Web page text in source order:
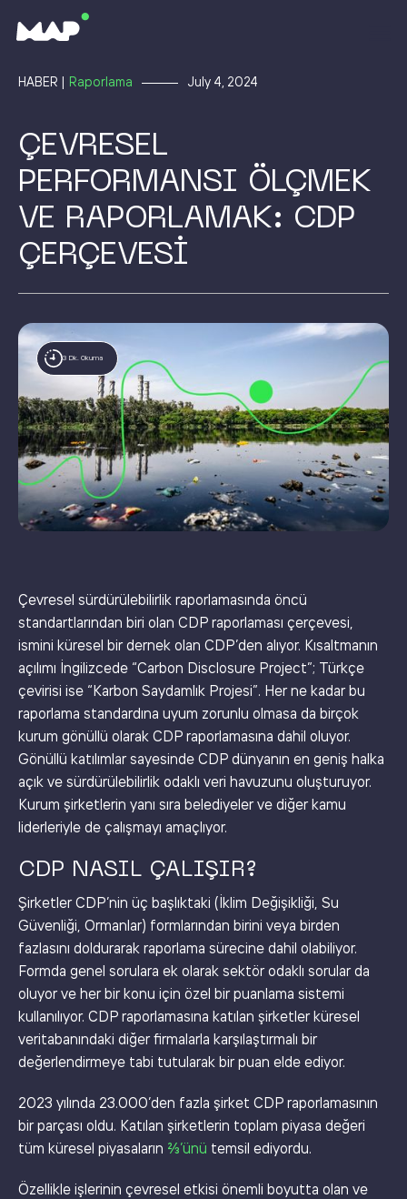
HABER | Raporlama July 4, 2024
ÇEVRESEL
PERFORMANSI ÖLÇMEK
VE RAPORLAMAK: CDP
ÇERÇEVESİ
3 Dk. Okuma
Çevresel sürdürülebilirlik raporlamasında öncü
standartlarından biri olan CDP raporlaması çerçevesi,
ismini küresel bir dernek olan CDP’den alıyor. Kısaltmanın
açılımı İngilizcede “Carbon Disclosure Project”; Türkçe
çevirisi ise “Karbon Saydamlık Projesi”. Her ne kadar bu
raporlama standardına uyum zorunlu olmasa da birçok
kurum gönüllü olarak CDP raporlamasına dahil oluyor.
Gönüllü katılımlar sayesinde CDP dünyanın en geniş halka
açık ve sürdürülebilirlik odaklı veri havuzunu oluşturuyor.
Kurum şirketlerin yanı sıra belediyeler ve diğer kamu
liderleriyle de çalışmayı amaçlıyor.
CDP NASIL ÇALIŞIR?
Şirketler CDP’nin üç başlıktaki (İklim Değişikliği, Su
Güvenliği, Ormanlar) formlarından birini veya birden
fazlasını doldurarak raporlama sürecine dahil olabiliyor.
Formda genel sorulara ek olarak sektör odaklı sorular da
oluyor ve her bir konu için özel bir puanlama sistemi
kullanılıyor. CDP raporlamasına katılan şirketler küresel
veritabanındaki diğer firmalarla karşılaştırmalı bir
değerlendirmeye tabi tutularak bir puan elde ediyor.
2023 yılında 23.000’den fazla şirket CDP raporlamasının
bir parçası oldu. Katılan şirketlerin toplam piyasa değeri
tüm küresel piyasaların ⅔’ünü temsil ediyordu.
Özellikle işlerinin çevresel etkisi önemli boyutta olan ve